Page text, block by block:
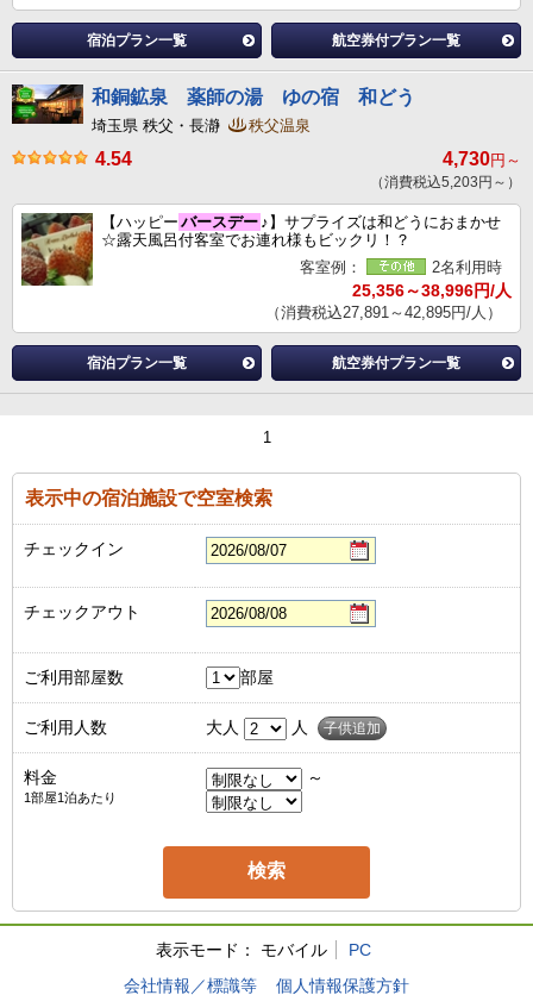
宿泊プラン一覧 航空券付プラン一覧
和銅鉱泉 薬師の湯 ゆの宿 和どう
埼玉県 秩父・長瀞 秩父温泉
4.54 4,730円～
（消費税込5,203円～）
【ハッピー バースデー ♪】サプライズは和どうにおまかせ
☆露天風呂付客室でお連れ様もビックリ！？
客室例：
2名利用時
25,356～38,996円/人
（消費税込27,891～42,895円/人）
宿泊プラン一覧 航空券付プラン一覧
1
表示中の宿泊施設で空室検索
チェックイン
チェックアウト
ご利用部屋数 部屋
ご利用人数 大人 人 子供追加
料金
1部屋1泊あたり
～
表示モード： モバイル
PC
会社情報／標識等
個人情報保護方針